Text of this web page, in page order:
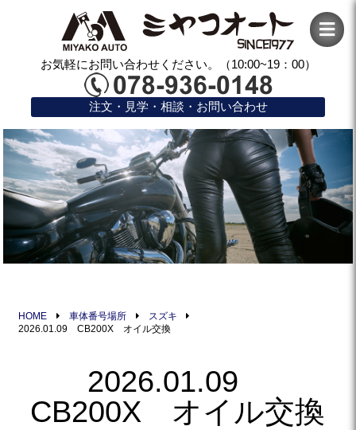
お気軽にお問い合わせください。（10:00~19：00）
注文・見学・相談・お問い合わせ
HOME 車体番号場所
スズキ
2026.01.09 CB200X オイル交換
2026.01.09
CB200X オイル交換